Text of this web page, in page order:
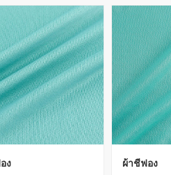
ง ผ้าชีฟอง